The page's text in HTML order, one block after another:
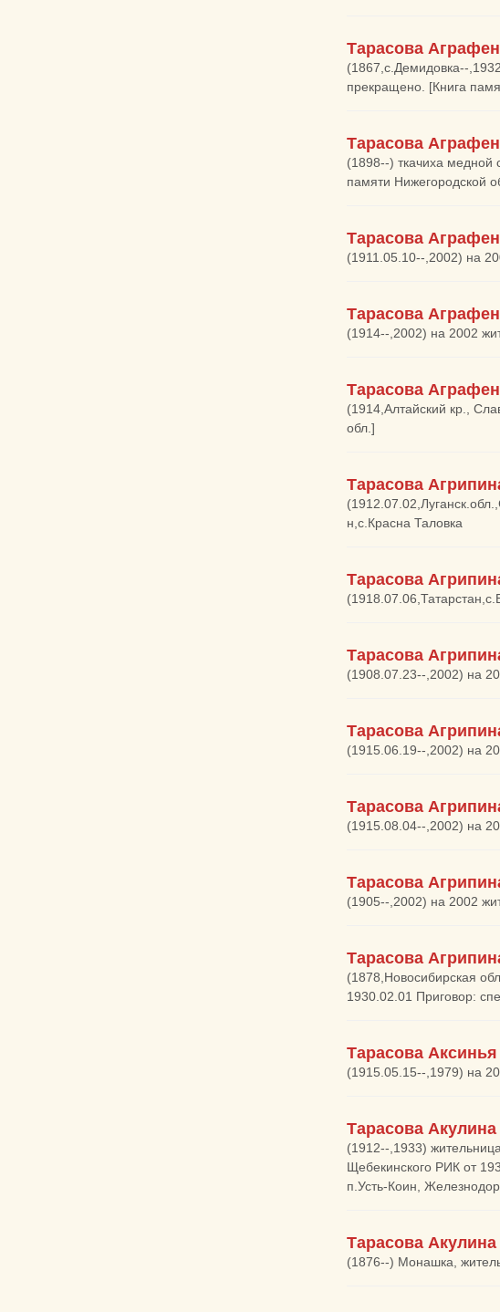
Тарасова
(1867,с.Демидовка--
прекращено. [Книга
Тарасова
(1898--) ткачиха медной
памяти Нижегородской
Тарасова
(1911.05.10--,2002) на
Тарасова
(1914--,2002) на 2002
Тарасова
(1914,Алтайский кр.,
обл.]
Тарасова
н,с.Красна Таловка
Тарасова
Тарасова
(1908.07.23--,2002) на
Тарасова
(1915.06.19--,2002) на
Тарасова
(1915.08.04--,2002) на
Тарасова
(1905--,2002) на 2002
Тарасова
(1878,Новосибирская
1930.02.01 Приговор:
Тарасова
(1915.05.15--,1979) на
Тарасова Акулина
(1912--,1933)
Щебекинского РИК от
п.Усть-Коин,
Тарасова
(1876--) Монашка,